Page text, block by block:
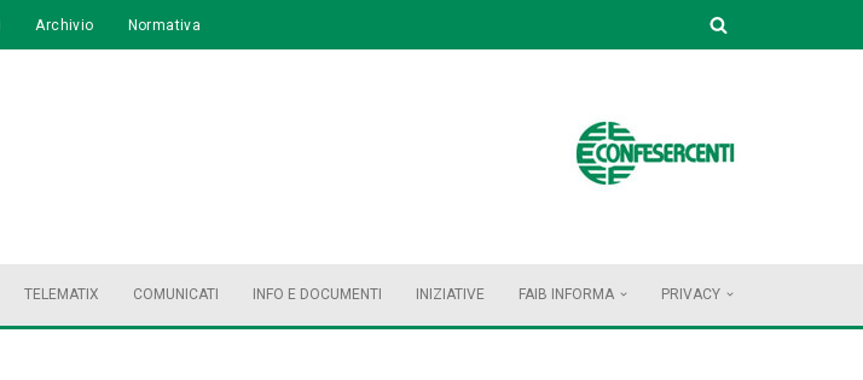
Archivio Normativa
TELEMATIX COMUNICATI INFO E DOCUMENTI INIZIATIVE FAIB INFORMA PRIVACY